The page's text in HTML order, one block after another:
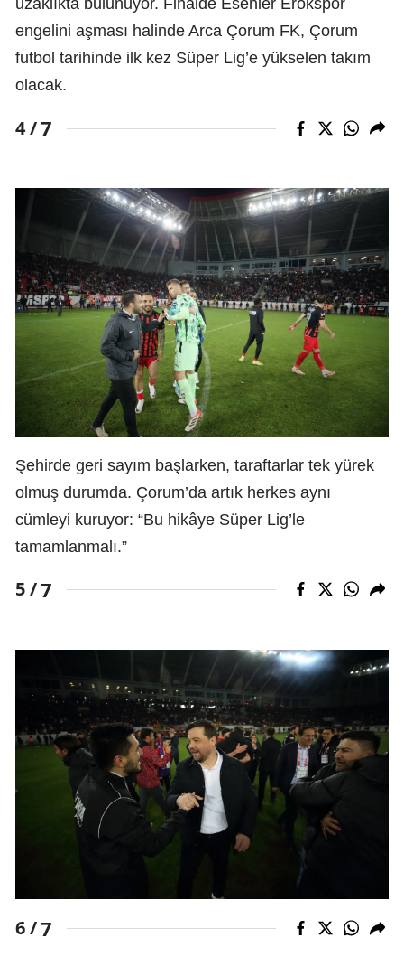
uzaklıkta bulunuyor. Finalde Esenler Erokspor
engelini aşması halinde Arca Çorum FK, Çorum
futbol tarihinde ilk kez Süper Lig’e yükselen takım
olacak.
4 /7
Şehirde geri sayım başlarken, taraftarlar tek yürek
olmuş durumda. Çorum’da artık herkes aynı
cümleyi kuruyor: “Bu hikâye Süper Lig’le
tamamlanmalı.”
5 /7
6 /7